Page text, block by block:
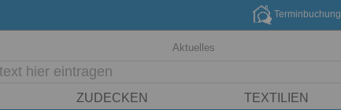
Terminbuchung
Aktuelles
ZUDECKEN TEXTILIEN